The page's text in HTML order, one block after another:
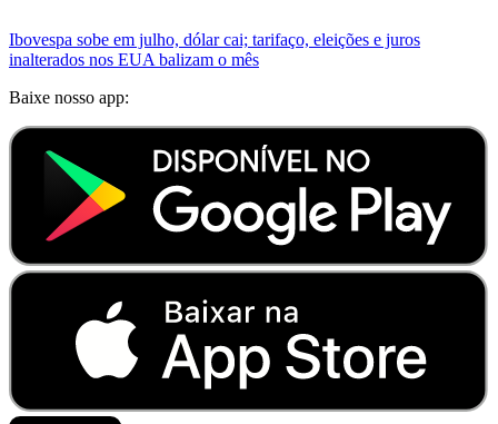
Ibovespa sobe em julho, dólar cai; tarifaço, eleições e juros
inalterados nos EUA balizam o mês
Baixe nosso app: